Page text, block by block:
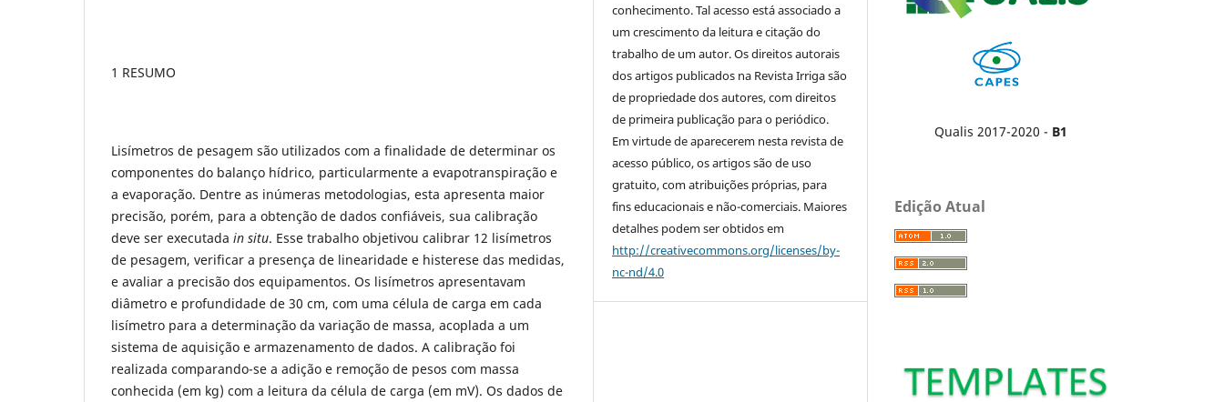
1 RESUMO
Lisímetros de pesagem são utilizados com a finalidade de determinar os
componentes do balanço hídrico, particularmente a evapotranspiração e
a evaporação. Dentre as inúmeras metodologias, esta apresenta maior
precisão, porém, para a obtenção de dados confiáveis, sua calibração
deve ser executada in situ. Esse trabalho objetivou calibrar 12 lisímetros
de pesagem, verificar a presença de linearidade e histerese das medidas,
e avaliar a precisão dos equipamentos. Os lisímetros apresentavam
diâmetro e profundidade de 30 cm, com uma célula de carga em cada
lisímetro para a determinação da variação de massa, acoplada a um
sistema de aquisição e armazenamento de dados. A calibração foi
realizada comparando-se a adição e remoção de pesos com massa
conhecida (em kg) com a leitura da célula de carga (em mV). Os dados de
conhecimento. Tal acesso está associado a
um crescimento da leitura e citação do
trabalho de um autor. Os direitos autorais
dos artigos publicados na Revista Irriga são
de propriedade dos autores, com direitos
de primeira publicação para o periódico.
Em virtude de aparecerem nesta revista de
acesso público, os artigos são de uso
gratuito, com atribuições próprias, para
fins educacionais e não-comerciais. Maiores
detalhes podem ser obtidos em
http://creativecommons.org/licenses/by-
nc-nd/4.0
Qualis 2017-2020 - B1
Edição Atual